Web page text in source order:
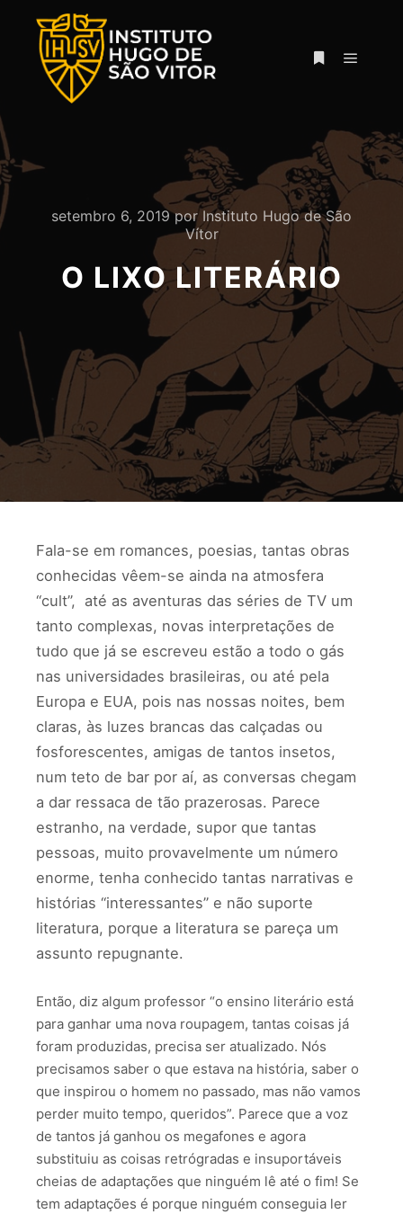
setembro 6, 2019por Instituto Hugo de São
Vítor
O LIXO LITERÁRIO
Fala-se em romances, poesias, tantas obras
conhecidas vêem-se ainda na atmosfera
“cult”, até as aventuras das séries de TV um
tanto complexas, novas interpretações de
tudo que já se escreveu estão a todo o gás
nas universidades brasileiras, ou até pela
Europa e EUA, pois nas nossas noites, bem
claras, às luzes brancas das calçadas ou
fosforescentes, amigas de tantos insetos,
num teto de bar por aí, as conversas chegam
a dar ressaca de tão prazerosas. Parece
estranho, na verdade, supor que tantas
pessoas, muito provavelmente um número
enorme, tenha conhecido tantas narrativas e
histórias “interessantes” e não suporte
literatura, porque a literatura se pareça um
assunto repugnante.
Então, diz algum professor “o ensino literário está
para ganhar uma nova roupagem, tantas coisas já
foram produzidas, precisa ser atualizado. Nós
precisamos saber o que estava na história, saber o
que inspirou o homem no passado, mas não vamos
perder muito tempo, queridos”. Parece que a voz
de tantos já ganhou os megafones e agora
substituiu as coisas retrógradas e insuportáveis
cheias de adaptações que ninguém lê até o fim! Se
tem adaptações é porque ninguém conseguia ler